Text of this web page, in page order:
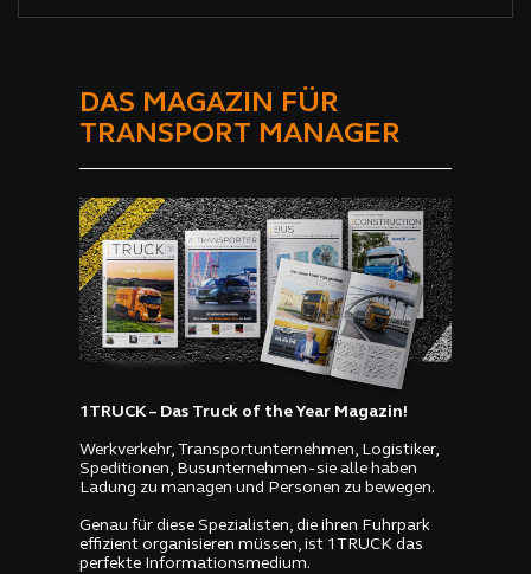
Messe nicht nur ein
internationaleres Event als
zuvor.
DAS MAGAZIN FÜR
TRANSPORT MANAGER
1TRUCK – Das Truck of the Year Magazin!
Werkverkehr, Transportunternehmen, Logistiker,
Speditionen, Busunternehmen - sie alle haben
Ladung zu managen und Personen zu bewegen.
Genau für diese Spezialisten, die ihren Fuhrpark
effizient organisieren müssen, ist 1TRUCK das
perfekte Informationsmedium.